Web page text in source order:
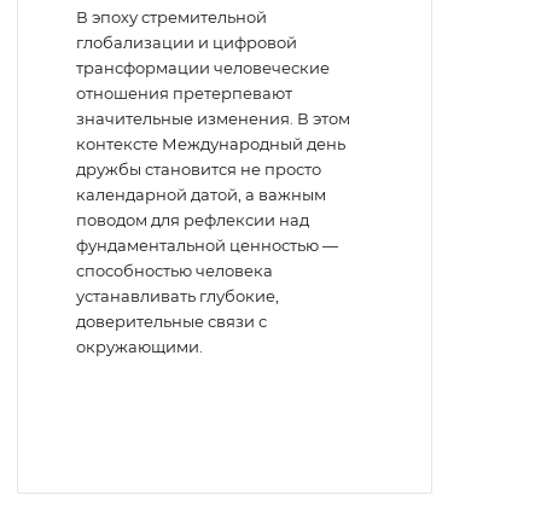
В эпоху стремительной
глобализации и цифровой
трансформации человеческие
отношения претерпевают
значительные изменения. В этом
контексте Международный день
дружбы становится не просто
календарной датой, а важным
поводом для рефлексии над
фундаментальной ценностью —
способностью человека
устанавливать глубокие,
доверительные связи с
окружающими.